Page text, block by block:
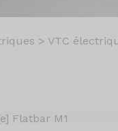
> VTC